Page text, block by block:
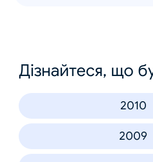
Дізнайтеся, що
2010
2009